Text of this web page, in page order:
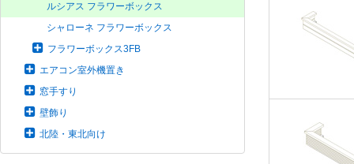
ルシアス フラワーボックス
シャローネ フラワーボックス
フラワーボックス3FB
エアコン室外機置き
窓手すり
壁飾り
北陸・東北向け